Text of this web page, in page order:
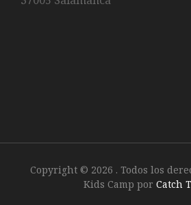
Copyright © 2026 . Todos los
Kids Camp por Catch